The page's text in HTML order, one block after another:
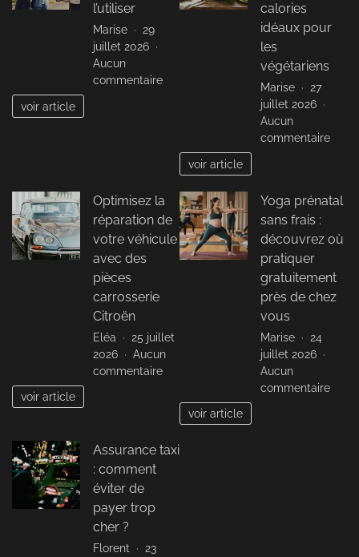
l’utiliser
Marise
29
juillet 2026
Aucun
commentairesur
comment
l’utiliser
voir article
calories
idéaux pour
les
végétariens
Marise
27
juillet 2026
Aucun
commentairesur
pour
voir article
Optimisez la
réparation de
votre véhicule
avec des
pièces
carrosserie
Citroën
Eléa
25 juillet
2026
Aucun
commentairesur
réparation
votre
voir article
Yoga prénatal
sans frais :
découvrez où
pratiquer
gratuitement
près de chez
vous
Marise
24
juillet 2026
Aucun
commentairesur
voir article
Assurance taxi
: comment
éviter de
payer trop
cher ?
Florent
23